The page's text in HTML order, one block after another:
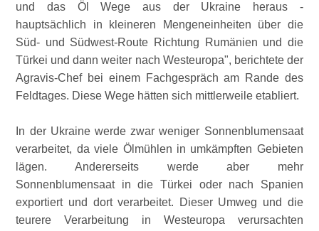
und das Öl Wege aus der Ukraine heraus -
hauptsächlich in kleineren Mengeneinheiten über die
Süd- und Südwest-Route Richtung Rumänien und die
Türkei und dann weiter nach Westeuropa , berichtete der
Agravis-Chef bei einem Fachgespräch am Rande des
Feldtages. Diese Wege hätten sich mittlerweile etabliert.
In der Ukraine werde zwar weniger Sonnenblumensaat
verarbeitet, da viele Ölmühlen in umkämpften Gebieten
lägen. Andererseits werde aber mehr
Sonnenblumensaat in die Türkei oder nach Spanien
exportiert und dort verarbeitet. Dieser Umweg und die
teurere Verarbeitung in Westeuropa verursachten